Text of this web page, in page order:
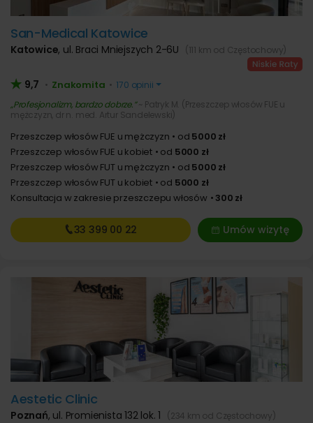
San-Medical Katowice
Katowice, ul. Braci Mniejszych 2-6U (111 km od Częstochowy)
9,7 • Znakomita • 170 opinii
Profesjonalizm, bardzo dobrze. ~ Patryk M. (Przeszczep włosów FUE u
mężczyzn, dr n. med. Artur Sandelewski)
Przeszczep włosów FUE u mężczyzn od 5000 zł
Przeszczep włosów FUE u kobiet
od 5000 zł
Przeszczep włosów FUT u mężczyzn
od 5000 zł
Przeszczep włosów FUT u kobiet
od 5000 zł
Konsultacja w zakresie przeszczepu włosów
300 zł
Umów wizytę
33 399 00 22
Aestetic Clinic
Poznań, ul. Promienista 132 lok. 1 (234 km od Częstochowy)